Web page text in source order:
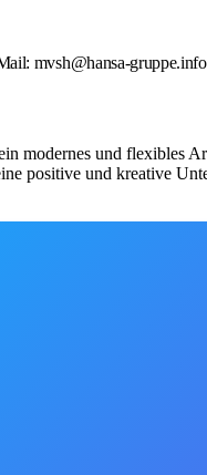
mvsh@hansa-gruppe.info
und flexibles
positive und kreative